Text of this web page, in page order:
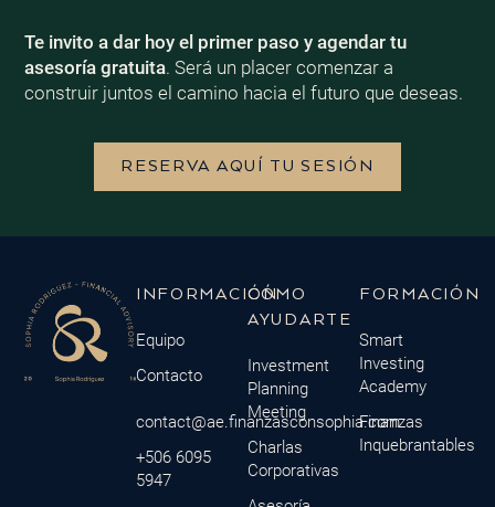
Te invito a dar hoy el primer paso y agendar tu
asesoría gratuita. Será un placer comenzar a
construir juntos el camino hacia el futuro que deseas.
RESERVA AQUÍ TU SESIÓN
INFORMACIÓN
Equipo
Contacto
contact@ae.finanzasconsophia.com
+506 6095
5947
CÓMO
AYUDARTE
Investment
Planning
Meeting
Charlas
Corporativas
FORMACIÓN
Smart
Investing
Academy
Finanzas
Inquebrantables